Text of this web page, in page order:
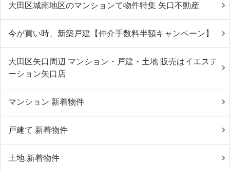
大田区城南地区のマンションて物件特集 矢口不動産
今が買い時、新築戸建【仲介手数料半額キャンペーン】
大田区矢口周辺 マンション・戸建・土地 販売はイエステ
ーション矢口店
マンション 新着物件
戸建て 新着物件
土地 新着物件